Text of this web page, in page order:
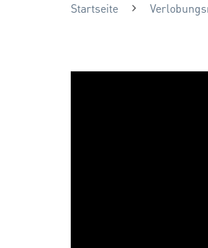
Startseite